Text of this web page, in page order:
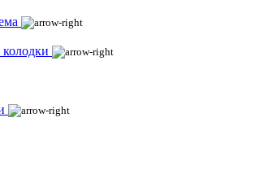
колодки